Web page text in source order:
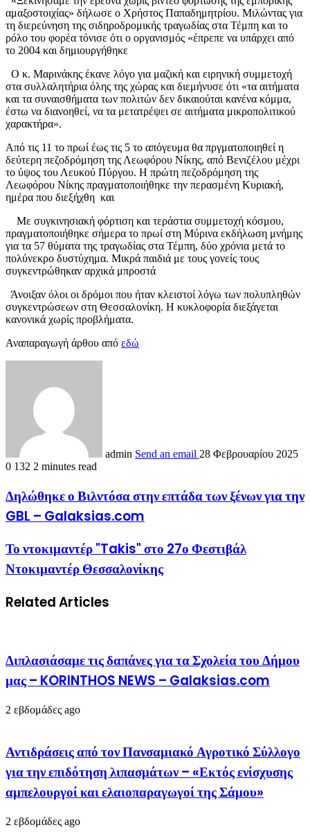
αμαξοστοιχίας» δήλωσε o Χρήστος Παπαδημητρίου. Μιλώντας για
τη διερεύνηση της σιδηροδρομικής τραγωδίας στα Τέμπη και το
ρόλο του φορέα τόνισε ότι ο οργανισμός «έπρεπε να υπάρχει από
το 2004 και δημιουργήθηκε
Ο κ. Μαρινάκης έκανε λόγο για μαζική και ειρηνική συμμετοχή
στα συλλαλητήρια όλης της χώρας και διεμήνυσε ότι «τα αιτήματα
και τα συναισθήματα των πολιτών δεν δικαιούται κανένα κόμμα,
έστω να διανοηθεί, να τα μετατρέψει σε αιτήματα μικροπολιτικού
χαρακτήρα».
Από τις 11 το πρωί έως τις 5 το απόγευμα θα πργματοποιηθεί η
δεύτερη πεζοδρόμηση της Λεωφόρου Νίκης, από Βενιζέλου μέχρι
το ύψος του Λευκού Πύργου. Η πρώτη πεζοδρόμηση της
Λεωφόρου Νίκης πραγματοποιήθηκε την περασμένη Κυριακή,
ημέρα που διεξήχθη και
Με συγκινησιακή φόρτιση και τεράστια συμμετοχή κόσμου,
πραγματοποιήθηκε σήμερα το πρωί στη Μύρινα εκδήλωση μνήμης
για τα 57 θύματα της τραγωδίας στα Τέμπη, δύο χρόνια μετά το
πολύνεκρο δυστύχημα. Μικρά παιδιά με τους γονείς τους
συγκεντρώθηκαν αρχικά μπροστά
Άνοιξαν όλοι οι δρόμοι που ήταν κλειστοί λόγω των πολυπληθών
συγκεντρώσεων στη Θεσσαλονίκη. Η κυκλοφορία διεξάγεται
κανονικά χωρίς προβλήματα.
Αναπαραγωγή άρθου από εδώ
admin Send an email 28 Φεβρουαρίου 2025
0 132 2 minutes read
Δηλώθηκε ο Βιλντόσα στην επτάδα των ξένων για την
GBL – Galaksias.com
Το ντοκιμαντέρ "Takis" στο 27ο Φεστιβάλ
Ντοκιμαντέρ Θεσσαλονίκης
Related Articles
Διπλασιάσαμε τις δαπάνες για τα Σχολεία του Δήμου
μας – KORINTHOS NEWS – Galaksias.com
2 εβδομάδες ago
Αντιδράσεις από τον Πανσαμιακό Αγροτικό Σύλλογο
για την επιδότηση λιπασμάτων – «Εκτός ενίσχυσης
αμπελουργοί και ελαιοπαραγωγοί της Σάμου»
2 εβδομάδες ago